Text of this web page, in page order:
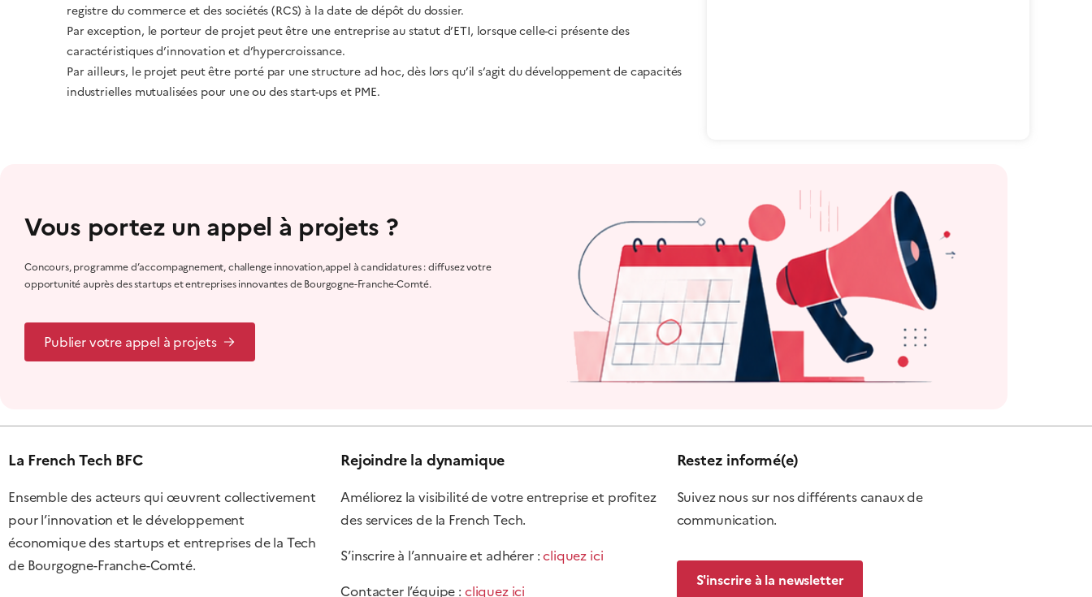
registre du commerce et des sociétés (RCS) à la date de dépôt du dossier.
Par exception, le porteur de projet peut être une entreprise au statut d’ETI, lorsque celle-ci présente des
caractéristiques d’innovation et d’hypercroissance.
Par ailleurs, le projet peut être porté par une structure ad hoc, dès lors qu’il s’agit du développement de capacités
industrielles mutualisées pour une ou des start-ups et PME.
Vous portez un appel à projets ?
Concours, programme d’accompagnement, challenge innovation,appel à candidatures : diffusez votre
opportunité auprès des startups et entreprises innovantes de Bourgogne-Franche-Comté.
Publier votre appel à projets
La French Tech BFC
Ensemble des acteurs qui œuvrent collectivement
pour l’innovation et le développement
économique des startups et entreprises de la Tech
de Bourgogne-Franche-Comté.
Rejoindre la dynamique
Améliorez la visibilité de votre entreprise et profitez
des services de la French Tech.
S’inscrire à l’annuaire et adhérer :cliquez ici
Contacter l’équipe : cliquez ici
Restez informé(e)
Suivez nous sur nos différents canaux de
communication.
S'inscrire à la newsletter